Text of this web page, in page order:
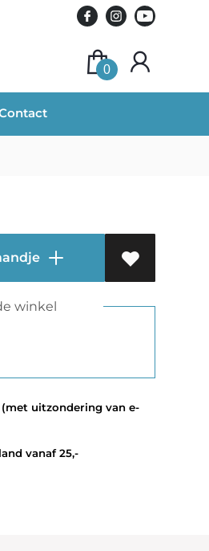
0
winkel
uitzondering van e-
vanaf 25,-